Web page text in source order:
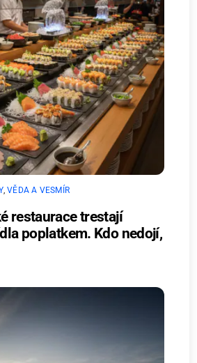
,VĚDA A VESMÍR
restaurace trestají
poplatkem. Kdo nedojí,